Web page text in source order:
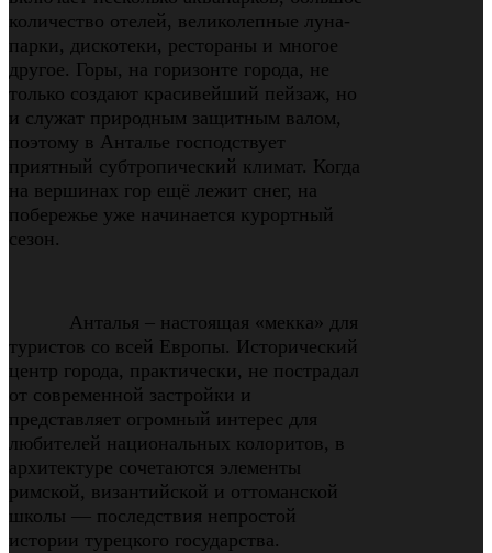
количество отелей, великолепные луна-
парки, дискотеки, рестораны и многое
другое. Горы, на горизонте города, не
только создают красивейший пейзаж, но
и служат природным защитным валом,
поэтому в Анталье господствует
приятный субтропический климат. Когда
на вершинах гор ещё лежит снег, на
побережье уже начинается курортный
сезон.
Анталья – настоящая «мекка» для
туристов со всей Европы. Исторический
центр города, практически, не пострадал
от современной застройки и
представляет огромный интерес для
любителей национальных колоритов, в
архитектуре сочетаются элементы
римской, византийской и оттоманской
школы — последствия непростой
истории турецкого государства.